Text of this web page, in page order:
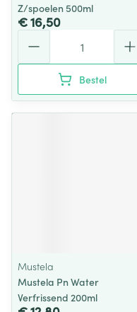
Z/spoelen 500ml
€ 16,50
Bestel
Mustela
Mustela Pn Water
Verfrissend 200ml